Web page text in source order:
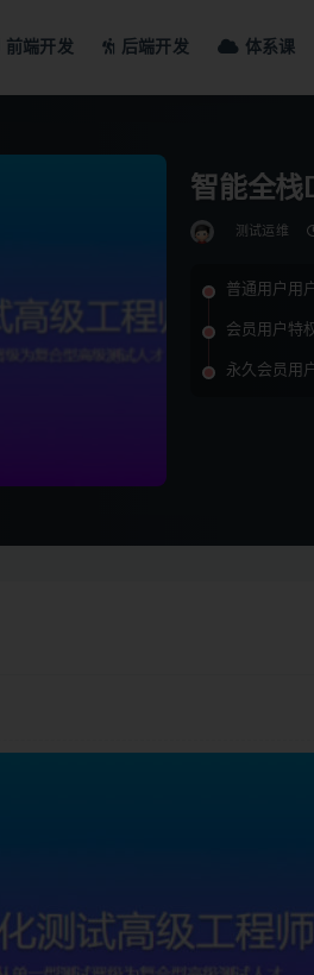
前端开发 后端开发 体系课
智能全栈
测试运维
普通用户用
会员用户特
永久会员用